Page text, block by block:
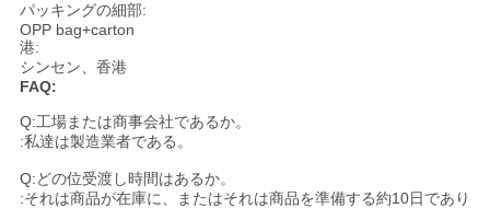
パッキングの細部:
OPP bag+carton
港:
シンセン、香港
FAQ:
Q:工場または商事会社であるか。
:私達は製造業者である。
Q:どの位受渡し時間はあるか。
:それは商品が在庫に、またはそれは商品を準備する約10日であり